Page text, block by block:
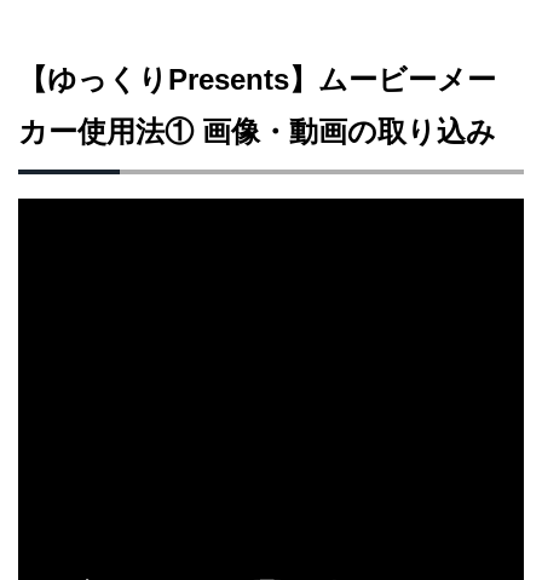
【ゆっくりPresents】ムービーメー
カー使用法① 画像・動画の取り込み